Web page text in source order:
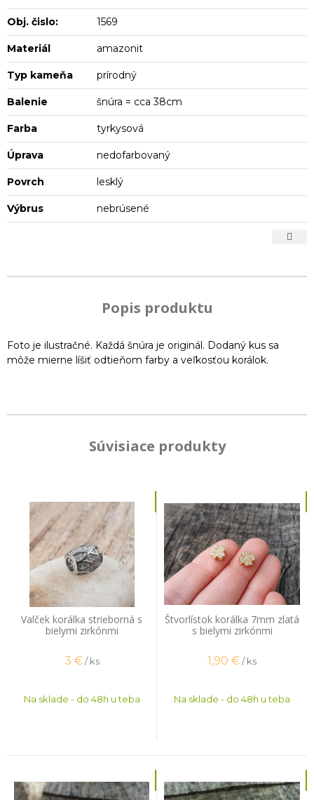
Obj. čislo: 1569
Materiál amazonit
Typ kameňa prírodný
Balenie šnúra = cca 38cm
Farba tyrkysová
Úprava nedofarbovaný
Povrch lesklý
Výbrus nebrúsené
Popis produktu
Foto je ilustračné. Každá šnúra je originál. Dodaný kus sa
môže mierne líšiť odtieňom farby a veľkosťou korálok.
Súvisiace produkty
Valček korálka strieborná s
bielymi zirkónmi
3 € / ks
Na sklade - do 48h u teba
Štvorlístok korálka 7mm zlatá
s bielymi zirkónmi
1,90 €/ ks
Na sklade - do 48h u teba